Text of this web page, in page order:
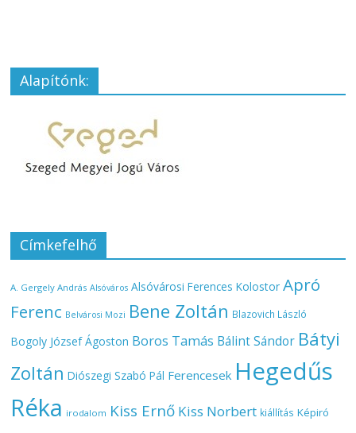
Alapítónk:
Címkefelhő
A. Gergely András Alsóváros Alsóvárosi Ferences Kolostor Apró
Ferenc Belvárosi Mozi Bene Zoltán Blazovich László
Bogoly József Ágoston Boros Tamás Bálint Sándor Bátyi
Zoltán Diószegi Szabó Pál Ferencesek Hegedűs
Réka irodalom Kiss Ernő Kiss Norbert kiállítás Képiró